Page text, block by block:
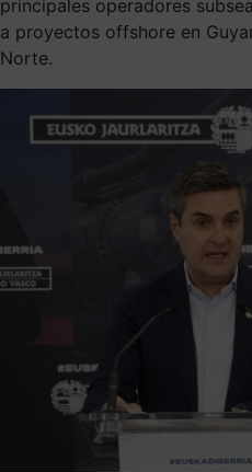
principales operadores
a proyectos offshore en
Norte.